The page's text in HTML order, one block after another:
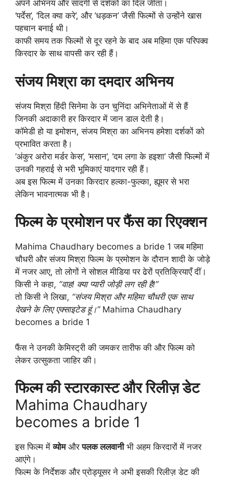
अपने अभिनय और सादगी से दर्शकों का दिल जीता।
‘पर्देस’, ‘दिल क्या करे’, और ‘धड़कन’ जैसी फिल्मों से उन्होंने खास
पहचान बनाई थी।
काफी समय तक फिल्मों से दूर रहने के बाद अब महिमा एक परिपक्व
किरदार के साथ वापसी कर रही हैं।
संजय मिश्रा का दमदार अभिनय
संजय मिश्रा हिंदी सिनेमा के उन चुनिंदा अभिनेताओं में से हैं
जिनकी अदाकारी हर किरदार में जान डाल देती है।
कॉमेडी हो या इमोशन, संजय मिश्रा का अभिनय हमेशा दर्शकों को
प्रभावित करता है।
‘अंकुर अरोरा मर्डर केस’, ‘मसान’, ‘दम लगा के हइशा’ जैसी फिल्मों में
उनकी गहराई से भरी भूमिकाएं यादगार रही हैं।
अब इस फिल्म में उनका किरदार हल्का-फुल्का, ह्यूमर से भरा
लेकिन भावनात्मक भी है।
फिल्म के प्रमोशन पर फैंस का रिएक्शन
Mahima Chaudhary becomes a bride 1 जब महिमा
चौधरी और संजय मिश्रा फिल्म के प्रमोशन के दौरान शादी के जोड़े
में नजर आए, तो लोगों ने सोशल मीडिया पर ढेरों प्रतिक्रियाएँ दीं।
किसी ने कहा, “वाह! क्या प्यारी जोड़ी लग रही है!”
तो किसी ने लिखा, “संजय मिश्रा और महिमा चौधरी एक साथ
देखने के लिए एक्साइटेड हूं।”Mahima Chaudhary
becomes a bride 1
फैंस ने उनकी केमिस्ट्री की जमकर तारीफ की और फिल्म को
लेकर उत्सुकता जाहिर की।
फिल्म की स्टारकास्ट और रिलीज़ डेट
Mahima Chaudhary
becomes a bride 1
इस फिल्म मेंव्योमऔरपलक ललवानीभी अहम किरदारों में नजर
आएंगे।
फिल्म के निर्देशक और प्रोड्यूसर ने अभी इसकी रिलीज़ डेट की